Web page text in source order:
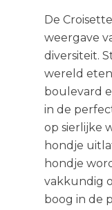
De
weergave
diversiteit.
wereld
boulevard
in de
op sierlijke
hondje
hondje
vakkundig
boog in de